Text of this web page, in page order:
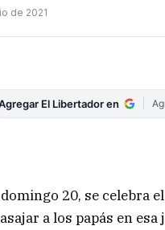
de 2021
El Libertador en
20, se celebra
a los papás en